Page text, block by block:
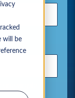
will be
virgule